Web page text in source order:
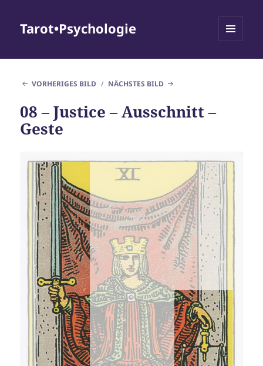
Tarot•Psychologie
VORHERIGES BILD
NÄCHSTES BILD
08 – Justice – Ausschnitt –
Geste